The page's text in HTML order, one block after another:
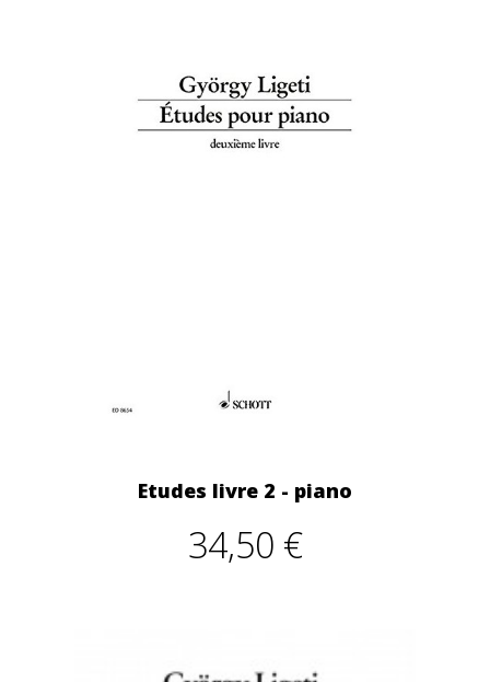
Etudes livre 2 - piano
34,50 €